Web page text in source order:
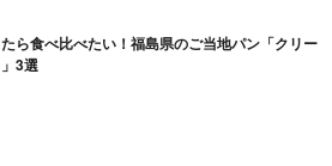
ら食べ比べたい！福島県のご当地パン「クリー
3選